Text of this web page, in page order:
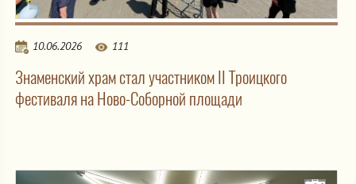
10.06.2026 111
Знаменский храм стал участником II Троицкого
фестиваля на Ново-Соборной площади